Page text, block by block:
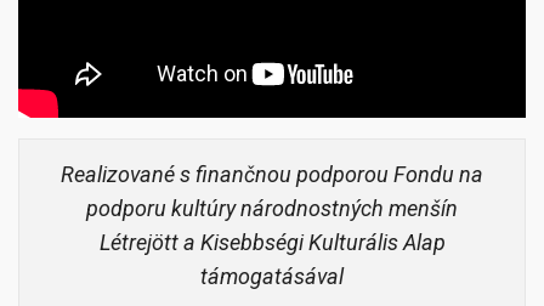
Realizované s finančnou podporou Fondu na
podporu kultúry národnostných menšín
Létrejött a Kisebbségi Kulturális Alap
támogatásával